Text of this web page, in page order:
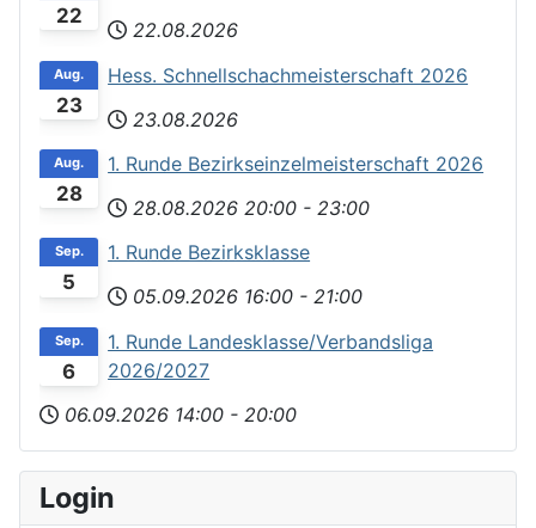
22
22.08.2026
23
Aug.
Hess. Schnellschachmeisterschaft 2026
23.08.2026
28
Aug.
1. Runde Bezirkseinzelmeisterschaft 2026
28.08.2026 20:00 - 23:00
5
Sep.
1. Runde Bezirksklasse
05.09.2026 16:00 - 21:00
6
Sep.
1. Runde Landesklasse/Verbandsliga
2026/2027
06.09.2026 14:00 - 20:00
Login